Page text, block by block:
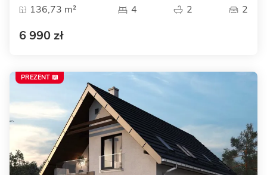
136,73 m²
4 2 2
6 990 zł
PREZENT 📖